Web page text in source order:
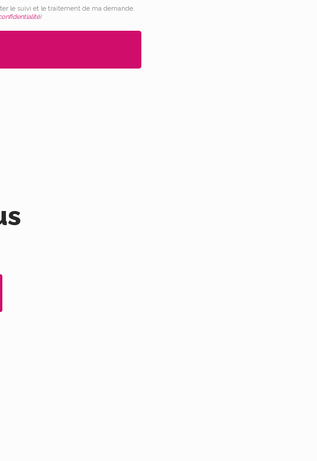
le suivi et le traitement de ma demande.
)